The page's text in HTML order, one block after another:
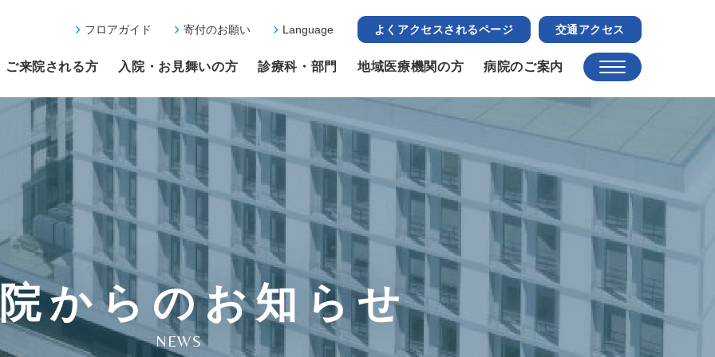
フロアガイド 寄付のお願い Language よくアクセスされるページ 交通アクセス
ご来院される方 入院・お見舞いの方 診療科・部門 地域医療機関の方 病院のご案内
からのお知らせ
NEWS